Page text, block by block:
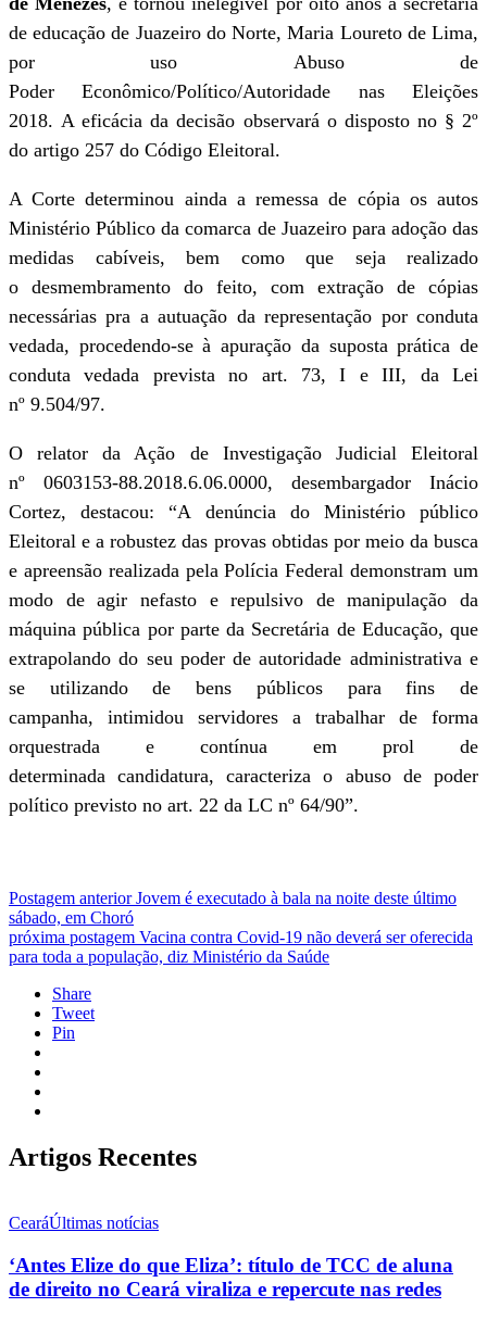
de educação de Juazeiro do Norte, Maria Loureto de Lima,
por uso Abuso de
Poder Econômico/Político/Autoridade nas Eleições
2018. A eficácia da decisão observará o disposto no § 2º
do artigo 257 do Código Eleitoral.
A Corte determinou ainda a remessa de cópia os autos
Ministério Público da comarca de Juazeiro para adoção das
medidas cabíveis, bem como que seja realizado
o desmembramento do feito, com extração de cópias
necessárias pra a autuação da representação por conduta
vedada, procedendo-se à apuração da suposta prática de
conduta vedada prevista no art. 73, I e III, da Lei
nº 9.504/97.
O relator da Ação de Investigação Judicial Eleitoral
nº 0603153-88.2018.6.06.0000, desembargador Inácio
Cortez, destacou: “A denúncia do Ministério público
Eleitoral e a robustez das provas obtidas por meio da busca
e apreensão realizada pela Polícia Federal demonstram um
modo de agir nefasto e repulsivo de manipulação da
máquina pública por parte da Secretária de Educação, que
extrapolando do seu poder de autoridade administrativa e
se utilizando de bens públicos para fins de
campanha, intimidou servidores a trabalhar de forma
orquestrada e contínua em prol de
determinada candidatura, caracteriza o abuso de poder
político previsto no art. 22 da LC nº 64/90”.
Postagem anterior Jovem é executado à bala na noite deste último
sábado, em Choró
próxima postagem Vacina contra Covid-19 não deverá ser oferecida
para toda a população, diz Ministério da Saúde
Share
Tweet
Pin
Artigos Recentes
CearáÚltimas notícias
‘Antes Elize do que Eliza’: título de TCC de aluna
de direito no Ceará viraliza e repercute nas redes